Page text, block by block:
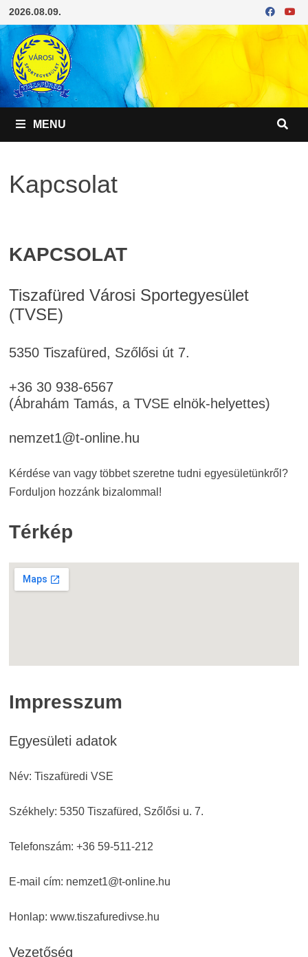
Skip
to
content
2026.08.09.
MENU
Kapcsolat
KAPCSOLAT
Tiszafüred Városi Sportegyesület
(TVSE)
5350 Tiszafüred, Szőlősi út 7.
+36 30 938-6567
(Ábrahám Tamás, a TVSE elnök-helyettes)
nemzet1@t-online.hu
Kérdése van vagy többet szeretne tudni egyesületünkről?
Forduljon hozzánk bizalommal!
Térkép
Impresszum
Egyesületi adatok
Név: Tiszafüredi VSE
Székhely: 5350 Tiszafüred, Szőlősi u. 7.
Telefonszám: +36 59-511-212
E-mail cím: nemzet1@t-online.hu
Honlap: www.tiszafuredivse.hu
Vezetőség